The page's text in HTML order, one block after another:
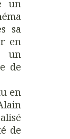
un
sa
en
un
de
en
de